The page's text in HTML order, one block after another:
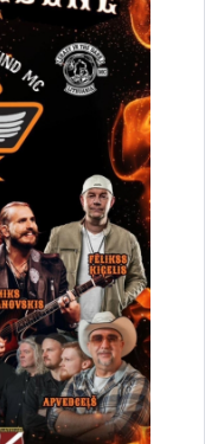
un
laikā Gulbenē